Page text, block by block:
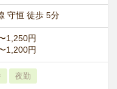
守恒 徒歩 5分
1,250円
1,200円
夜勤